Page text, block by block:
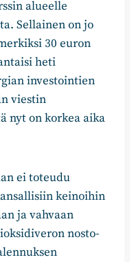
alueelle
Sellainen on jo
30 euron
heti
investointien
viestin
nyt on korkea aika
ei toteudu
keinoihin
ja vahvaan
nosto-